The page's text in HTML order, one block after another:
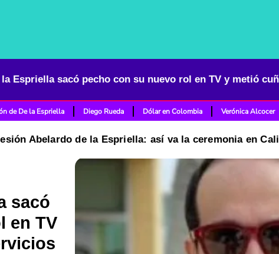
de De la Espriella Diego Rueda Dólar en Colombia Verónica Alcocer
Abelardo de la Espriella: así va la ceremonia en Cali
sacó
en TV